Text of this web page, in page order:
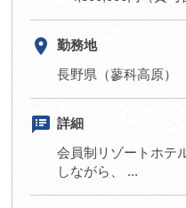
room
勤務地
長野県（蓼科高原）
speaker_notes 詳細
会員制リゾートホテ
しながら、 ...